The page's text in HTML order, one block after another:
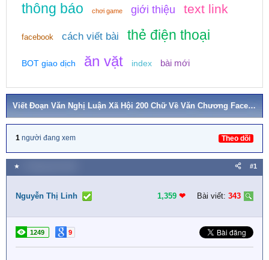
thông báo chơi game giới thiệu text link
facebook cách viết bài thẻ điện thoại
BOT giao dịch ăn vặt index bài mới
Viết Đoạn Văn Nghị Luận Xã Hội 200 Chữ Về Văn Chương Facebook
1 người đang xem Theo dõi
★ #1
Nguyễn Thị Linh 1,359 ❤︎ Bài viết: 343
1249 9